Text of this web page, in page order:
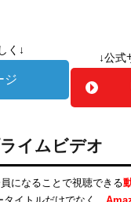
く↓
ジ
↓公式
イムビデオ
になることで視聴できる